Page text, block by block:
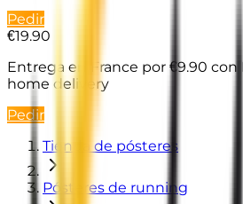
Pedir
€19.90
Entrega en France por €9.90
home delivery
Pedir
Tienda de pósteres
Pósteres de running